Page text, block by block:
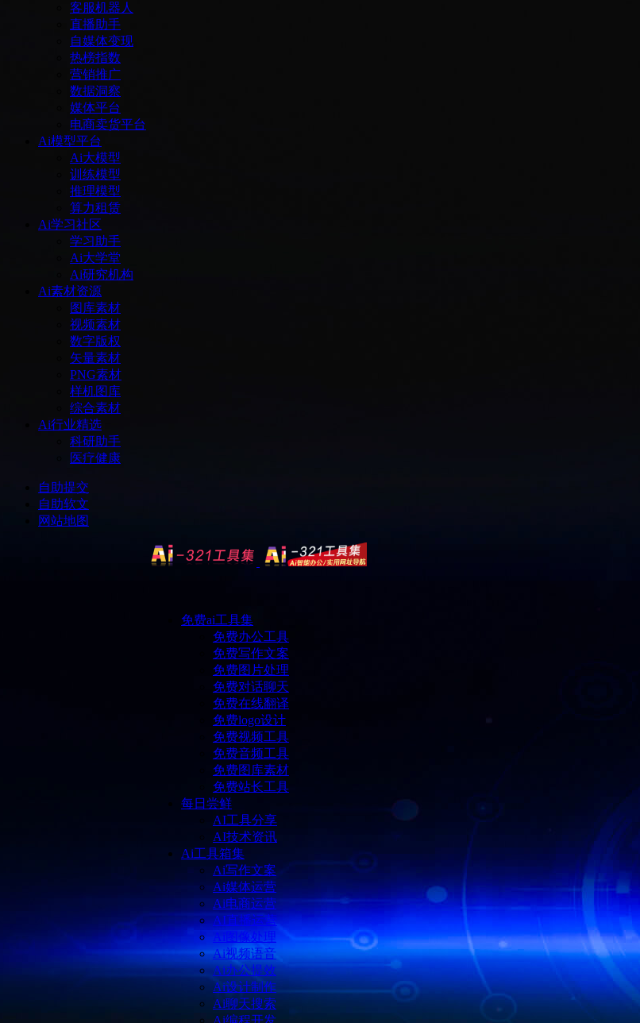
客服机器人
直播助手
自媒体变现
热榜指数
营销推广
数据洞察
媒体平台
电商卖货平台
Ai模型平台
Ai大模型
训练模型
推理模型
算力租赁
Ai学习社区
学习助手
Ai大学堂
Ai研究机构
Ai素材资源
图库素材
视频素材
数字版权
矢量素材
PNG素材
样机图库
综合素材
Ai行业精选
科研助手
医疗健康
自助提交
自助软文
网站地图
免费ai工具集
免费办公工具
免费写作文案
免费图片处理
免费对话聊天
免费在线翻译
免费logo设计
免费视频工具
免费音频工具
免费图库素材
免费站长工具
每日尝鲜
AI工具分享
AI技术资讯
Ai工具箱集
Ai写作文案
Ai媒体运营
Ai电商运营
AI直播运营
Ai图像处理
Ai视频语音
Ai办公提效
Ai设计制作
Ai聊天搜索
Ai编程开发